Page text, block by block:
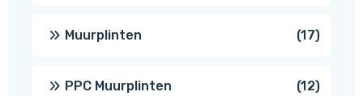
Muurplinten 1717
PPC Muurplinten 1212